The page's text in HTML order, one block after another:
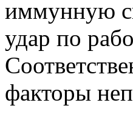
иммунную
удар по
факторы